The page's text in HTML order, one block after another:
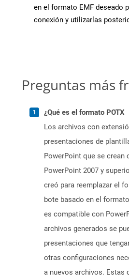
en el formato EMF deseado
conexión y utilizarlas
Preguntas más
¿Qué es el formato POTX
Los archivos con
presentaciones de
PowerPoint que se
PowerPoint 2007 y
creó para reemplazar el
bote basado en el
es compatible con
archivos generados se
presentaciones que
otras configuraciones
a nuevos archivos. Estas